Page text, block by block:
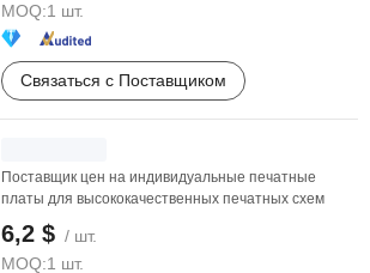
MOQ:1 шт.
Связаться с Поставщиком
Поставщик цен на индивидуальные печатные
платы для высококачественных печатных схем
6,2 $ / шт.
MOQ:1 шт.